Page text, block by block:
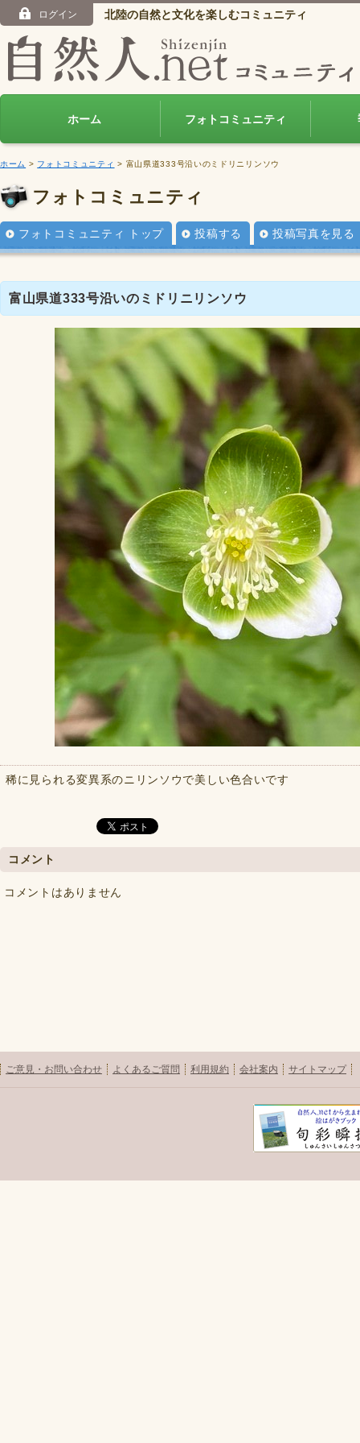
ログイン 北陸の自然と文化を楽しむコミュニティ
ホーム フォトコミュニティ
ホーム > フォトコミュニティ > 富山県道333号沿いのミドリニリンソウ
フォトコミュニティ
フォトコミュニティ トップ 投稿する 投稿写真を見る
富山県道333号沿いのミドリニリンソウ
稀に見られる変異系のニリンソウで美しい色合いです
コメント
コメントはありません
ご意見・お問い合わせ よくあるご質問 利用規約 会社案内 サイトマップ